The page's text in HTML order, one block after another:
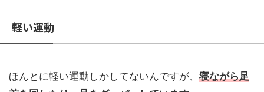
軽い運動
ほんとに軽い運動しかしてないんですが、 寝ながら足